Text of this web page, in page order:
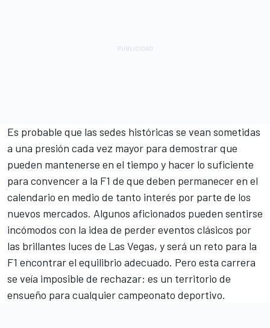
Es probable que las sedes históricas se vean sometidas
a una presión cada vez mayor para demostrar que
pueden mantenerse en el tiempo y hacer lo suficiente
para convencer a la F1 de que deben permanecer en el
calendario en medio de tanto interés por parte de los
nuevos mercados. Algunos aficionados pueden sentirse
incómodos con la idea de perder eventos clásicos por
las brillantes luces de Las Vegas, y será un reto para la
F1 encontrar el equilibrio adecuado. Pero esta carrera
se veía imposible de rechazar: es un territorio de
ensueño para cualquier campeonato deportivo.